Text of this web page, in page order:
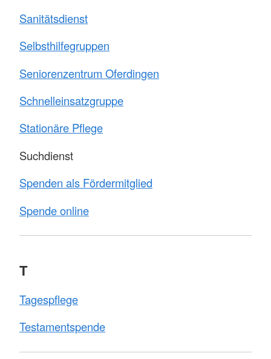
Sanitätsdienst
Selbsthilfegruppen
Seniorenzentrum Oferdingen
Schnelleinsatzgruppe
Stationäre Pflege
Suchdienst
Spenden als Fördermitglied
Spende online
T
Tagespflege
Testamentspende